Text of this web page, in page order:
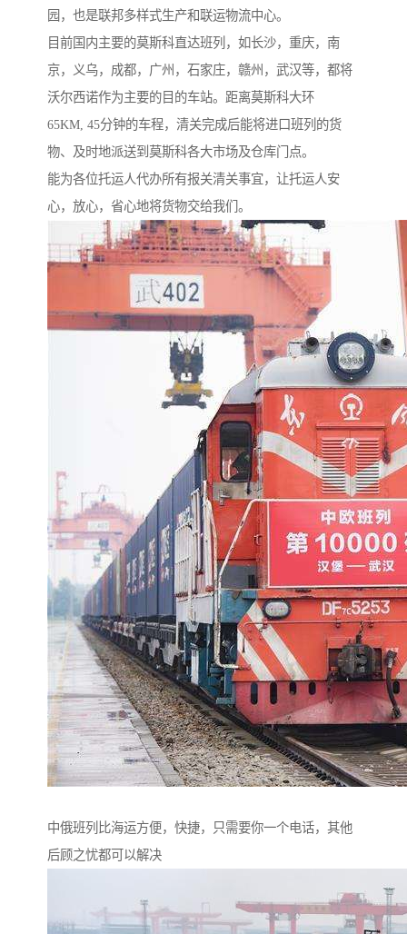
园，也是联邦多样式生产和联运物流中心。
目前国内主要的莫斯科直达班列，如长沙，重庆，南
京，义乌，成都，广州，石家庄，赣州，武汉等，都将
沃尔西诺作为主要的目的车站。距离莫斯科大环
65KM, 45分钟的车程，清关完成后能将进口班列的货
物、及时地派送到莫斯科各大市场及仓库门点。
能为各位托运人代办所有报关清关事宜，让托运人安
心，放心，省心地将货物交给我们。
中俄班列比海运方便，快捷，只需要你一个电话，其他
后顾之忧都可以解决